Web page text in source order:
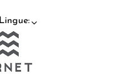
Lingue: